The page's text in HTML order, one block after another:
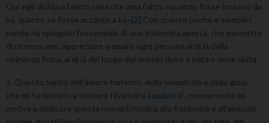
Qui egli dichiara beato colui che ama l’altro «quando fosse lontano da
lui, quanto se fosse accanto a lui». [2] Con queste poche e semplici
parole ha spiegato l’essenziale di una fraternità aperta, che permette
di riconoscere, apprezzare e amare ogni persona al di là della
vicinanza fisica, al di là del luogo del mondo dove è nata o dove abita.
2. Questo Santo dell’amore fraterno, della semplicità e della gioia,
che mi ha ispirato a scrivere l’Enciclica Laudato si’ , nuovamente mi
motiva a dedicare questa nuova Enciclica alla fraternità e all’amicizia